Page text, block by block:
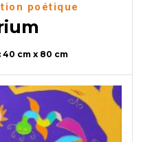
poétique
cm x 80 cm